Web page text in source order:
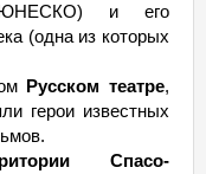
ЮНЕСКО) и его
(одна из которых
Русском театре,
герои известных
Спасо-